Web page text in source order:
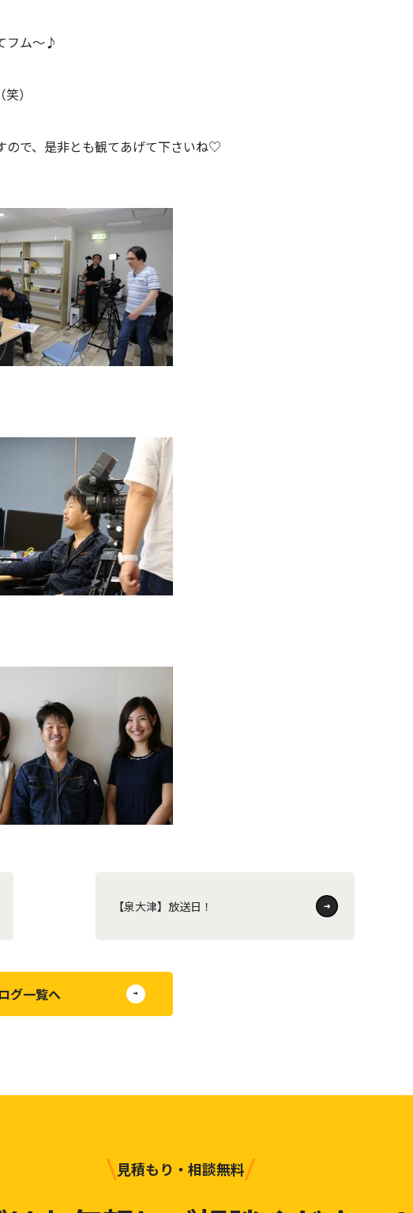
フム～♪
）
ので、是非とも観てあげて下さいね♡
【泉大津】放送日！
グ一覧へ
見積もり・相談無料